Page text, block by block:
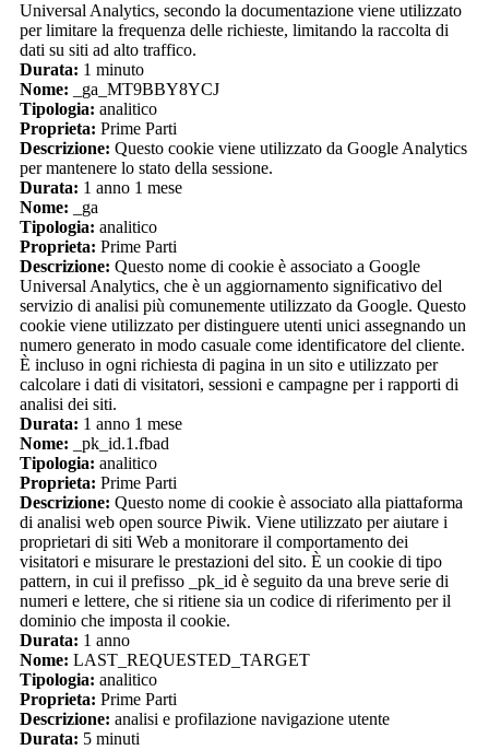
Universal Analytics, secondo la documentazione viene utilizzato
per limitare la frequenza delle richieste, limitando la raccolta di
dati su siti ad alto traffico.
Durata: 1 minuto
Nome: _ga_MT9BBY8YCJ
Tipologia: analitico
Proprieta: Prime Parti
Descrizione: Questo cookie viene utilizzato da Google Analytics
per mantenere lo stato della sessione.
Durata: 1 anno 1 mese
Nome: _ga
Tipologia: analitico
Proprieta: Prime Parti
Descrizione: Questo nome di cookie è associato a Google
Universal Analytics, che è un aggiornamento significativo del
servizio di analisi più comunemente utilizzato da Google. Questo
cookie viene utilizzato per distinguere utenti unici assegnando un
numero generato in modo casuale come identificatore del cliente.
È incluso in ogni richiesta di pagina in un sito e utilizzato per
calcolare i dati di visitatori, sessioni e campagne per i rapporti di
analisi dei siti.
Durata: 1 anno 1 mese
Nome: _pk_id.1.fbad
Tipologia: analitico
Proprieta: Prime Parti
Descrizione: Questo nome di cookie è associato alla piattaforma
di analisi web open source Piwik. Viene utilizzato per aiutare i
proprietari di siti Web a monitorare il comportamento dei
visitatori e misurare le prestazioni del sito. È un cookie di tipo
pattern, in cui il prefisso _pk_id è seguito da una breve serie di
numeri e lettere, che si ritiene sia un codice di riferimento per il
dominio che imposta il cookie.
Durata: 1 anno
Nome: LAST_REQUESTED_TARGET
Tipologia: analitico
Proprieta: Prime Parti
Descrizione: analisi e profilazione navigazione utente
Durata: 5 minuti